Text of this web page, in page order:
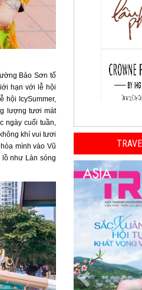
Bảo Sơn tổ
hạn với lễ hội
hội IcySummer,
lượng tươi mát
ngày cuối tuần,
khí vui tươi
mình vào Vũ
như Làn sóng
Previous